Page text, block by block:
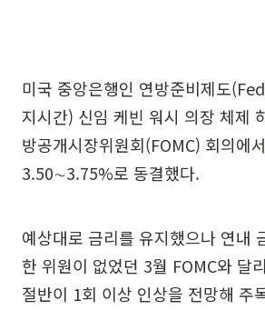
미국 중앙은행인 연방준비제도
지시간) 신임 케빈 워시 의장 체제
방공개시장위원회(FOMC) 회의에서
3.50∼3.75%로 동결했다.
예상대로 금리를 유지했으나 연내
한 위원이 없었던 3월 FOMC와 달
절반이 1회 이상 인상을 전망해 주